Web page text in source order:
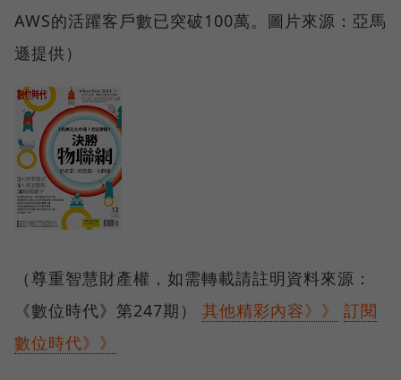
AWS的活躍客戶數已突破100萬。圖片來源：亞馬
遜提供）
（尊重智慧財產權，如需轉載請註明資料來源：
《數位時代》第247期） 其他精彩內容》》
訂閱
數位時代》》